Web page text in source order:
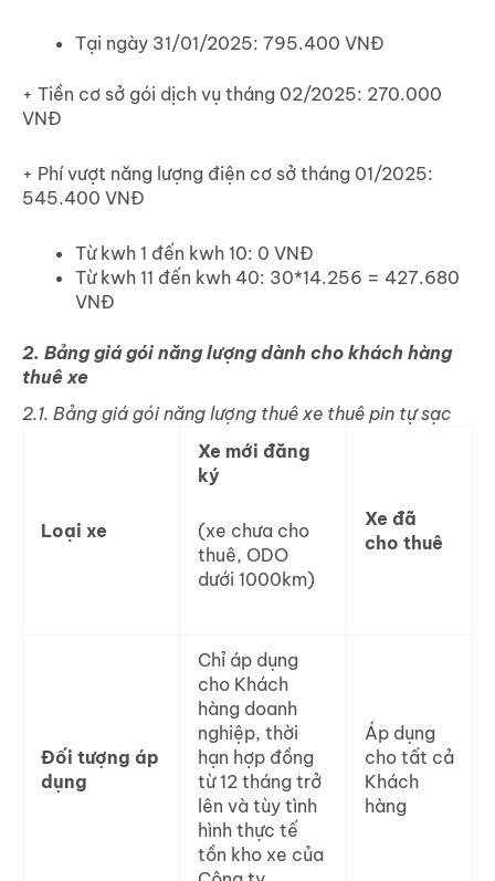
Tại ngày 31/01/2025: 795.400 VNĐ
+ Tiền cơ sở gói dịch vụ tháng 02/2025: 270.000
VNĐ
+ Phí vượt năng lượng điện cơ sở tháng 01/2025:
545.400 VNĐ
Từ kwh 1 đến kwh 10: 0 VNĐ
Từ kwh 11 đến kwh 40: 30*14.256 = 427.680
VNĐ
2. Bảng giá gói năng lượng dành cho khách hàng
thuê xe
2.1. Bảng giá gói năng lượng thuê xe thuê pin tự sạc
Loại xe
Xe mới đăng
ký
(xe chưa cho
thuê, ODO
dưới 1000km)
Xe đã
cho thuê
Đối tượng áp
dụng
Chỉ áp dụng
cho Khách
hàng doanh
nghiệp, thời
hạn hợp đồng
từ 12 tháng trở
lên và tùy tình
hình thực tế
tồn kho xe của
Áp dụng
cho tất cả
Khách
hàng